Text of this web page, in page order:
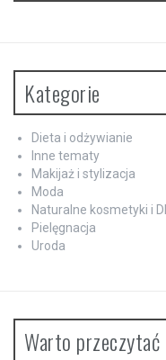
Kategorie
Dieta i odżywianie
Inne tematy
Makijaż i stylizacja
Moda
Naturalne kosmetyki i
Pielęgnacja
Uroda
Warto przeczytać